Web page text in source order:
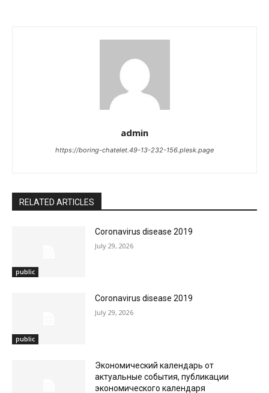
admin
https://boring-chatelet.49-13-232-156.plesk.page
RELATED ARTICLES
public
Coronavirus disease 2019
July 29, 2026
public
Coronavirus disease 2019
July 29, 2026
Экономический календарь от
актуальные события, публикации
экономического календаря